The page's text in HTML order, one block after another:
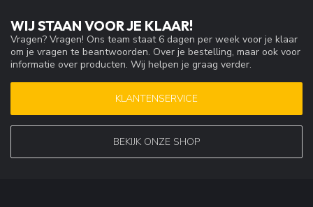
WIJ STAAN VOOR JE KLAAR!
Vragen? Vragen! Ons team staat 6 dagen per week voor je klaar
om je vragen te beantwoorden. Over je bestelling, maar ook voor
informatie over producten. Wij helpen je graag verder.
KLANTENSERVICE
BEKIJK ONZE SHOP